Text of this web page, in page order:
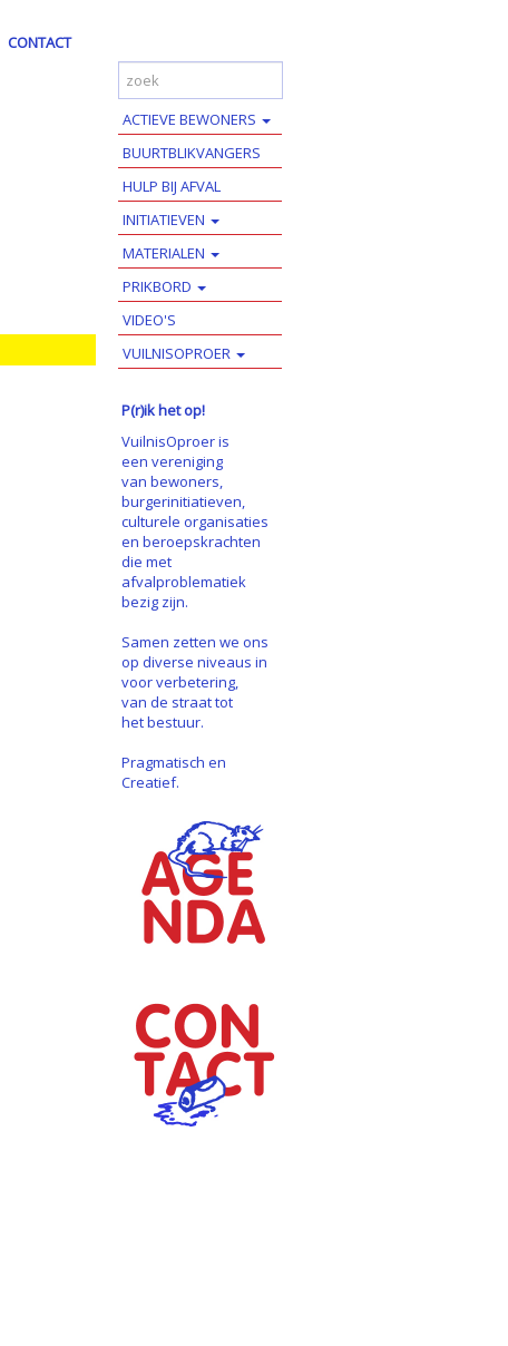
CONTACT
ACTIEVE BEWONERS
BUURTBLIKVANGERS
HULP BIJ AFVAL
INITIATIEVEN
MATERIALEN
PRIKBORD
VIDEO'S
VUILNISOPROER
P(r)ik het op!
VuilnisOproer is
een vereniging
van bewoners,
burgerinitiatieven,
culturele organisaties
en beroepskrachten
die met
afvalproblematiek
bezig zijn.
Samen zetten we ons
op diverse niveaus in
voor verbetering,
van de straat tot
het bestuur.
Pragmatisch en
Creatief.